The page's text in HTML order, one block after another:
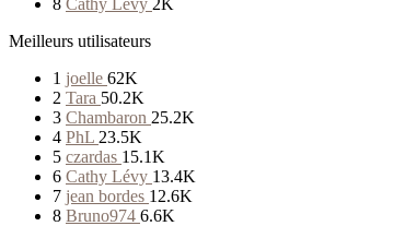
8 Cathy Lévy 2K
Meilleurs utilisateurs
1 joelle 62K
2 Tara 50.2K
3 Chambaron 25.2K
4 PhL 23.5K
5 czardas 15.1K
6 Cathy Lévy 13.4K
7 jean bordes 12.6K
8 Bruno974 6.6K